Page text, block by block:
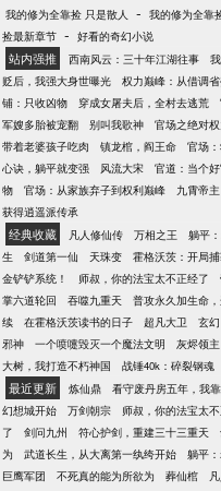
路所向披靡
家宗门你们信
君的想法不是
我的修为全靠捡 只是散人 - 我的修为全靠
捡最新章节 - 好看的奇幻小说
站内强推 西南风云：三十年江湖往事
贬后，我强大身世曝光
权力巅峰：从借调
铺：只收凶物
穿成女屠夫后，全村去逃荒
军嫂多胎被宠翻
别叫我歌神 官场之绝对
带着老婆孩子吃肉
镇龙棺，阎王命 官场
心诀，躺平就变强
风流大宋 官道：当个
物
官场：从家族弃子到权利巅峰 九霄帝主
获得逍遥派传承
经典收藏 凡人修仙传 万相之王 躺平
生
剑道第一仙 天珠变 霍格沃茨：开局
金铲铲系统！
师叔，你的法宝太不正经了
掌六道轮回
吞噬九重天 普攻永久加生命
续
在霍格沃茨读书的日子 超凡大卫 玄
邪神
一个喷嚏毁灭一个魔法文明 灰烬领主
大树，我打造不朽神国
战锤40k：碎裂钢魂
最近更新 炼仙鼎 看守废丹房五年，我
幻想城开始
万剑朝宗 师叔，你的法宝太
了
剑问九州 符心护剑，重建三十三重天
为
武道长生，从大离第一纨绔开始 躺平
巨鹰军团
不死真的能为所欲为 葬仙棺